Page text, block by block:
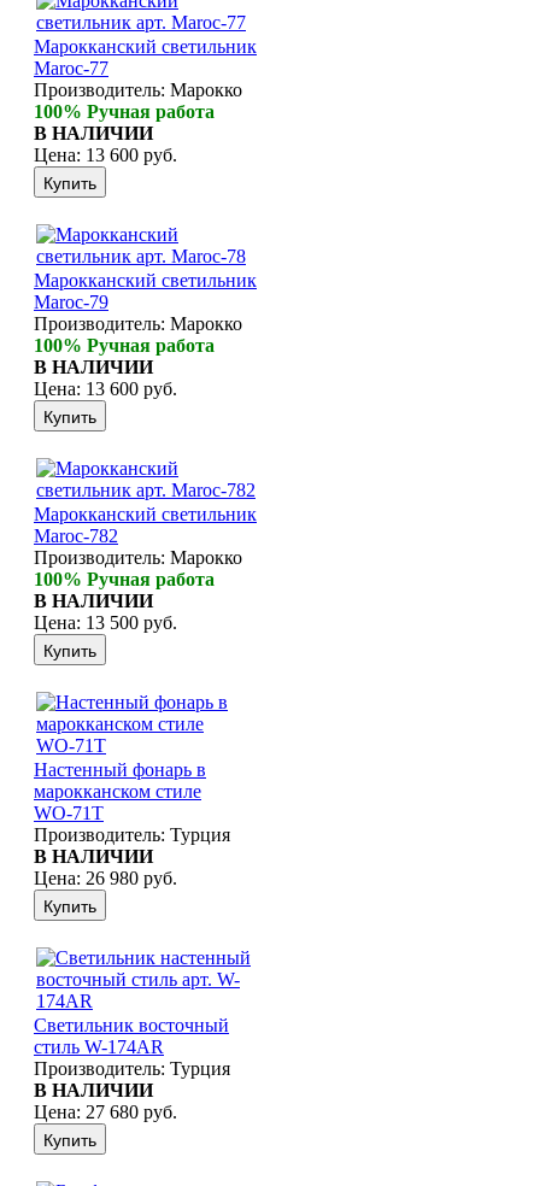
Марокканский светильник
Maroc-77
Производитель: Марокко
100% Ручная работа
В НАЛИЧИИ
Цена: 13 600 руб.
Марокканский светильник
Maroc-79
Производитель: Марокко
100% Ручная работа
В НАЛИЧИИ
Цена: 13 600 руб.
Марокканский светильник
Maroc-782
Производитель: Марокко
100% Ручная работа
В НАЛИЧИИ
Цена: 13 500 руб.
Настенный фонарь в
марокканском стиле
WО-71Т
Производитель: Турция
В НАЛИЧИИ
Цена: 26 980 руб.
Светильник восточный
стиль W-174AR
Производитель: Турция
В НАЛИЧИИ
Цена: 27 680 руб.